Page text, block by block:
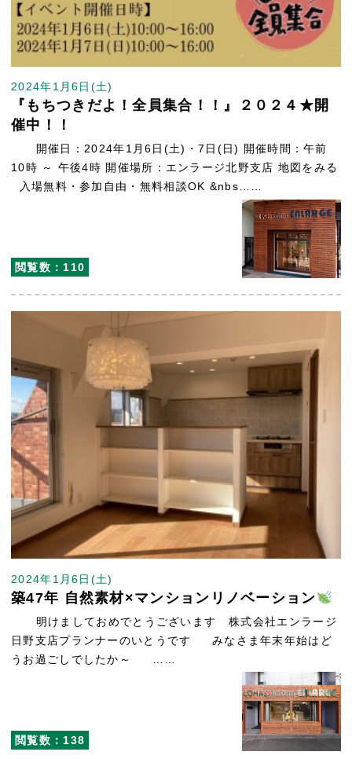
閲覧数：110
2024年1月6日(土)
『もちつきだよ！全員集合！！』２０２４★開
催中！！
開催日：2024年1月6日(土)・7日(日) 開催時間：午前
10時 ～ 午後4時 開催場所：エンラージ北野支店 地図をみる
入場無料・参加自由・無料相談OK &nbs……
閲覧数：138
2024年1月6日(土)
築47年 自然素材×マンションリノベーション
明けましておめでとうございます 株式会社エンラージ
日野支店プランナーのいとうです みなさま年末年始はど
うお過ごしでしたか～ ……